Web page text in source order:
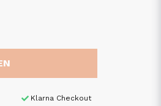
Klarna Checkout